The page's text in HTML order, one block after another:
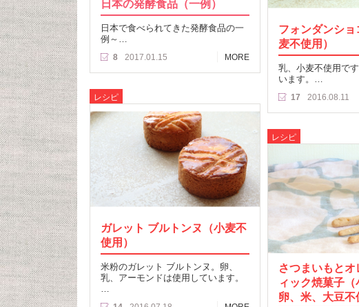
日本の発酵食品（一例）
日本で食べられてきた発酵食品の一
例～…
8 2017.01.15 MORE
フォンダンシ
麦不使用）
乳、小麦不使用で
います。…
17 2016.08.11
レシピ
ガレット ブルトンヌ（小麦不
使用）
米粉のガレット ブルトンヌ。卵、
乳、アーモンドは使用しています。
…
レシピ
さつまいもと
ィック焼菓子（
卵、米、大豆不